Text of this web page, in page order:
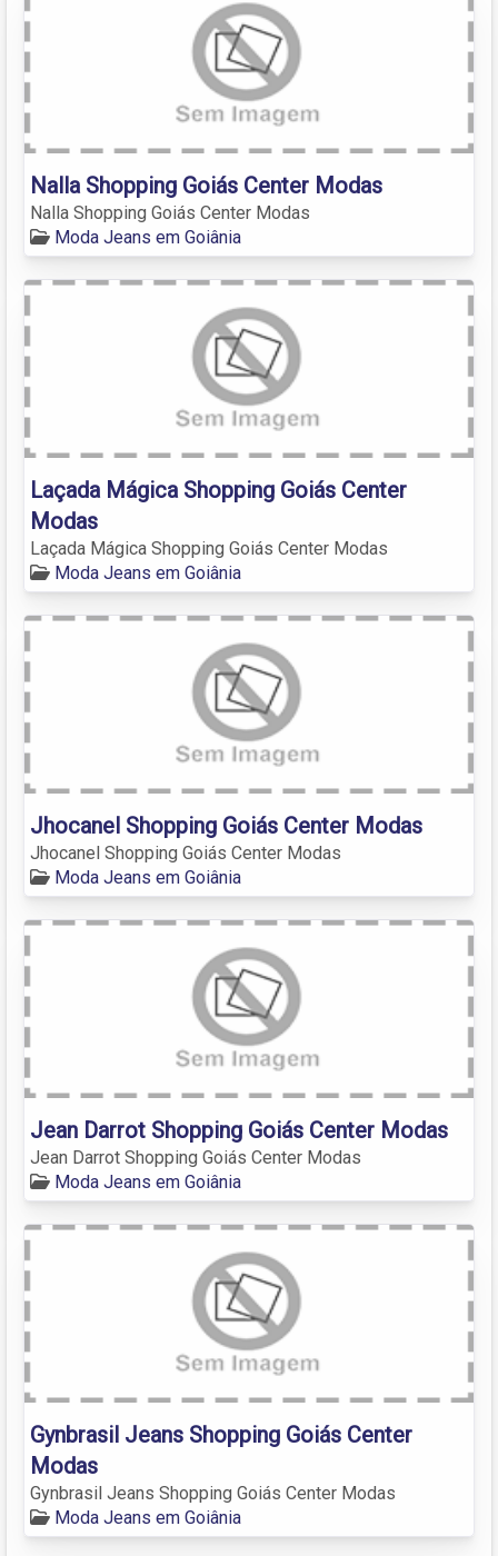
Nalla Shopping Goiás Center Modas
Nalla Shopping Goiás Center Modas
Moda Jeans em Goiânia
Laçada Mágica Shopping Goiás Center
Modas
Laçada Mágica Shopping Goiás Center Modas
Moda Jeans em Goiânia
Jhocanel Shopping Goiás Center Modas
Jhocanel Shopping Goiás Center Modas
Moda Jeans em Goiânia
Jean Darrot Shopping Goiás Center Modas
Jean Darrot Shopping Goiás Center Modas
Moda Jeans em Goiânia
Gynbrasil Jeans Shopping Goiás Center
Modas
Gynbrasil Jeans Shopping Goiás Center Modas
Moda Jeans em Goiânia